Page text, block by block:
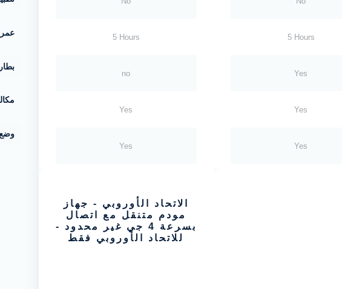
عمر 5 Hours
no
Yes
Yes
5 Hours
Yes
Yes
Yes
الاتحاد الأوروبي - جهاز
مودم متنقل مع اتصال
بسرعة 4 جي غير محدود -
للاتحاد الأوروبي فقط